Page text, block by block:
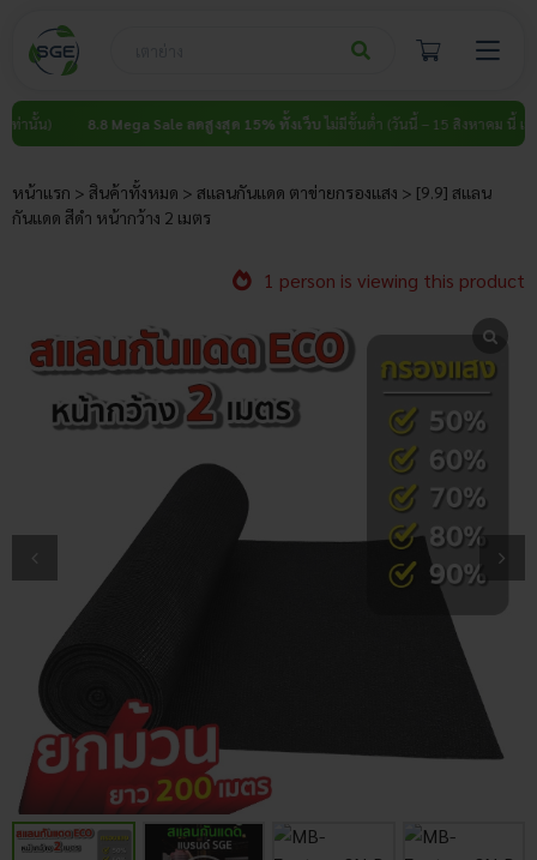
content
8.8 Mega Sale ลดสูงสุด 15% ทั้งเว็บไม่มีขั้นต่ำ (วันนี้ – 15 สิงหาคม นี้ เท่านั้น)
หน้าแรก > สินค้าทั้งหมด > สแลนกันแดด ตาข่ายกรองแสง > [9.9] สแลน
กันแดด สีดำ หน้ากว้าง 2 เมตร
1 person is viewing this product